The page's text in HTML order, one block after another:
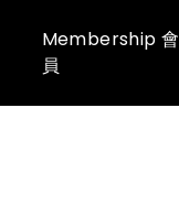
Membership 會
員